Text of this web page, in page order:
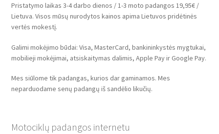
Pristatymo laikas 3-4 darbo dienos / 1-3 moto padangos 19,95€ /
Lietuva. Visos mūsų nurodytos kainos apima Lietuvos pridėtinės
vertės mokestį.
Galimi mokėjimo būdai: Visa, MasterCard, bankininkystės mygtukai,
mobilieji mokėjimai, atsiskaitymas dalimis, Apple Pay ir Google Pay.
Mes siūlome tik padangas, kurios dar gaminamos. Mes
neparduodame senų padangų iš sandėlio likučių.
Motociklų padangos internetu